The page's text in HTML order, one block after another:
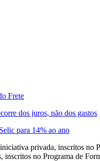
Frete
dos juros, não dos gastos
para 14% ao ano
privada, inscritos no
inscritos no Programa de